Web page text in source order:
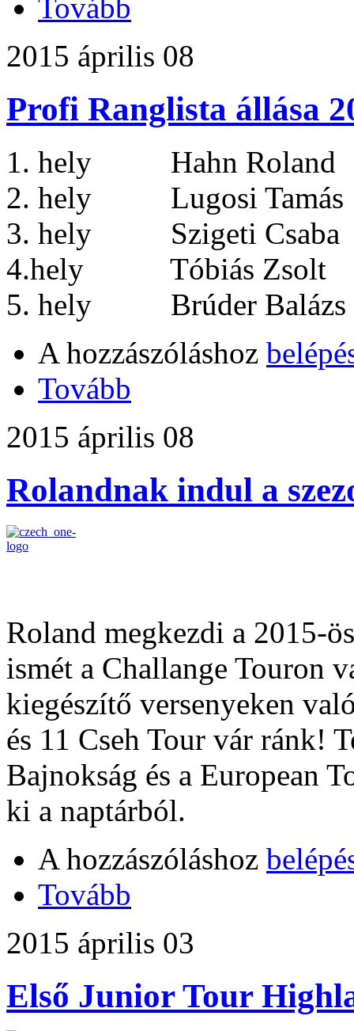
Tovább
2015 április 08
Profi Ranglista állása
1. hely Hahn Roland
2. hely Lugosi Tamás
3. hely Szigeti Csaba
4.hely Tóbiás Zsolt
5. hely Brúder
A hozzászóláshoz
Tovább
2015 április 08
Rolandnak indul a
Roland megkezdi a 2015-
ismét a Challange Touron
kiegészítő versenyeken
és 11 Cseh Tour vár ránk!
Bajnokság és a European
ki a naptárból.
A hozzászóláshoz
Tovább
2015 április 03
Első Junior Tour